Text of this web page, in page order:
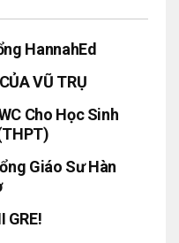
HannahEd
VŨ TRỤ
Cho Học Sinh
Giáo Sư Hàn
GRE!